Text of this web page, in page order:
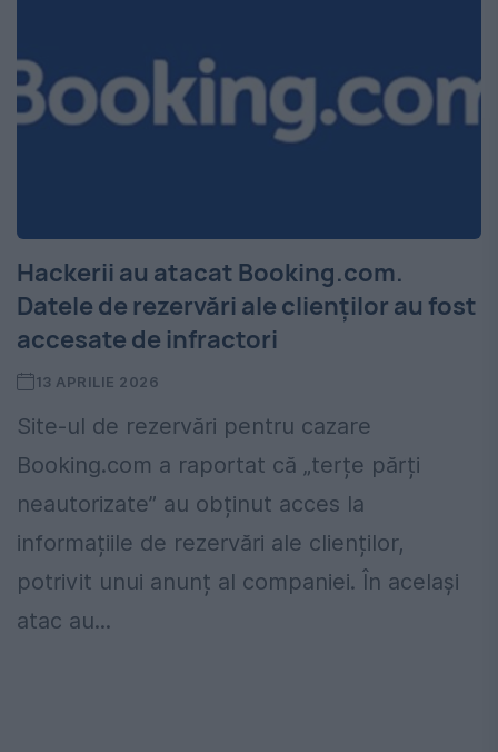
Hackerii au atacat Booking.com.
Datele de rezervări ale clienților au fost
accesate de infractori
13 APRILIE 2026
Site-ul de rezervări pentru cazare
Booking.com a raportat că „terțe părți
neautorizate” au obținut acces la
informațiile de rezervări ale clienților,
potrivit unui anunț al companiei. În același
atac au...